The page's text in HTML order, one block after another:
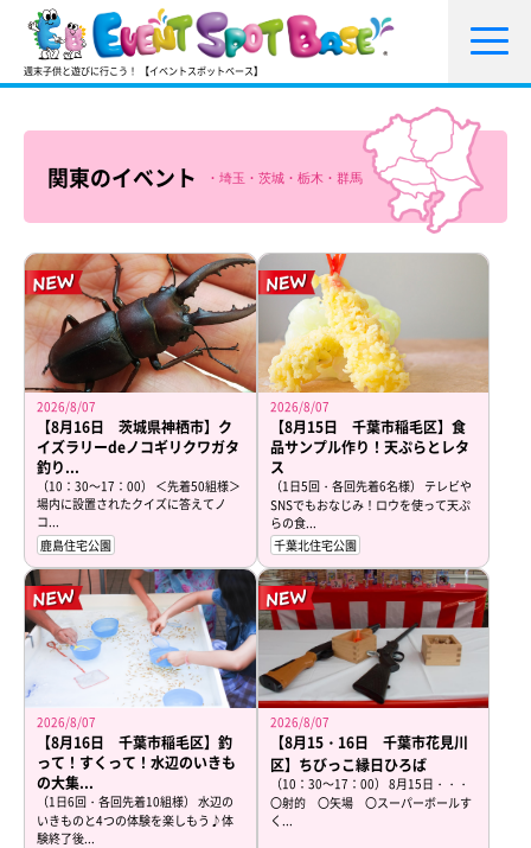
週末子供と遊びに行こう！ 【イベントスポットベース】
関東のイベント
東京・神奈川・千葉・埼玉・茨城・栃木・群馬
2026/8/07
【8月16日 茨城県神栖市】ク
イズラリーdeノコギリクワガタ
釣り...
（10：30～17：00） ＜先着50組様＞
場内に設置されたクイズに答えてノ
コ...
鹿島住宅公園
2026/8/07
【8月15日 千葉市稲毛区】食
品サンプル作り！天ぷらとレタ
ス
（1日5回・各回先着6名様） テレビや
SNSでもおなじみ！ロウを使って天ぷ
らの食...
千葉北住宅公園
2026/8/07
【8月16日 千葉市稲毛区】釣
って！すくって！水辺のいきも
の大集...
（1日6回・各回先着10組様） 水辺の
いきものと4つの体験を楽しもう♪体
験終了後...
2026/8/07
【8月15・16日 千葉市花見川
区】ちびっこ縁日ひろば
（10：30～17：00） 8月15日・・・
〇射的 〇矢場 〇スーパーボールす
く...